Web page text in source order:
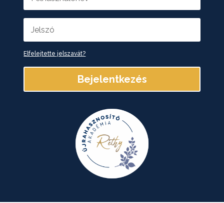
Elfelejtette jelszavát?
Bejelentkezés